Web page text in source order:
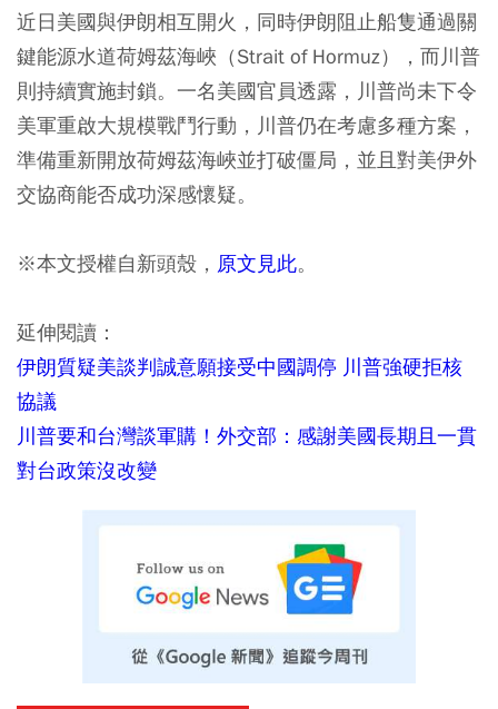
近日美國與伊朗相互開火，同時伊朗阻止船隻通過關
鍵能源水道荷姆茲海峽（Strait of Hormuz），而川普
則持續實施封鎖。一名美國官員透露，川普尚未下令
美軍重啟大規模戰鬥行動，川普仍在考慮多種方案，
準備重新開放荷姆茲海峽並打破僵局，並且對美伊外
交協商能否成功深感懷疑。
※本文授權自新頭殼， 原文見此。
延伸閱讀：
伊朗質疑美談判誠意願接受中國調停 川普強硬拒核
協議
川普要和台灣談軍購！外交部：感謝美國長期且一貫
對台政策沒改變